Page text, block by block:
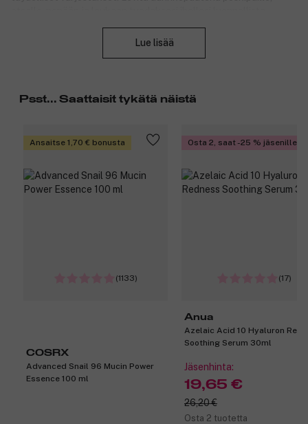
Lue lisää
Psst... Saattaisit tykätä näistä
Ansaitse 1,70 € bonusta
(1133)
COSRX
Advanced Snail 96 Mucin Power
Essence 100 ml
Osta 2, saat -25 % jäsenille
(17)
Anua
Azelaic Acid 10 Hyaluron
Soothing Serum 30ml
Jäsenhinta:
19,65 €
26,20 €
Osta 2 tuotetta